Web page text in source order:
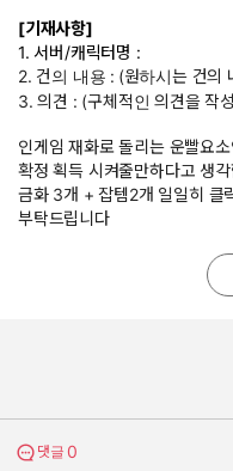
[기재사항]
1. 서버/캐릭터명 :
2. 건의 내용 : (원하시는 건의
3. 의견 : (구체적인 의견을 작
인게임 재화로 돌리는 운빨요
확정 획득 시켜줄만하다고 생
금화 3개 + 잡템2개 일일히 클
부탁드립니다
댓글 보기
댓글 0